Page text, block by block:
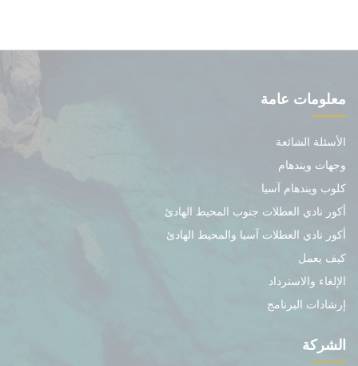
معلومات عامة
الأسئلة الشائعة
وجهات ويندهام
كلوب ويندهام آسيا
أكور نادي العطلات جنوب المحيط الهادئ
أكور نادي العطلات آسيا والمحيط الهادئ
كيف يعمل
الإلغاء والاسترداد
إرشادات البرنامج
الشركة